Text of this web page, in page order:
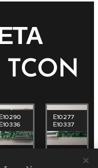
DCBDU-
Ε10290
Ε10336
Ε10277
Ε10337